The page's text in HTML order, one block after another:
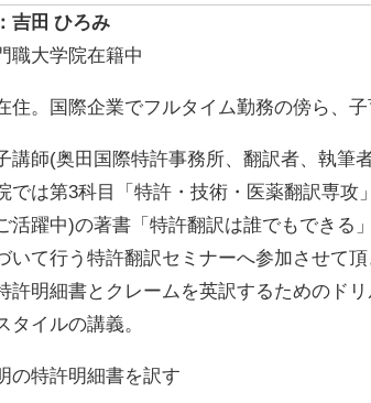
吉田ひろみ
職大学院在籍中
住。国際企業でフルタイム勤務の傍ら、子
講師(奥田国際特許事務所、翻訳者、執筆
では第3科目「特許・技術・医薬翻訳専攻
活躍中)の著書「特許翻訳は誰でもできる
いて行う特許翻訳セミナーへ参加させて頂
許明細書とクレームを英訳するためのド
タイルの講義。
の特許明細書を訳す